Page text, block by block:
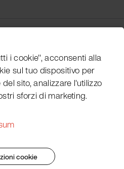
updated on news, event
i cookie", acconsenti alla
sul tuo dispositivo per
sito, analizzare l'utilizzo
sforzi di marketing.
cookie